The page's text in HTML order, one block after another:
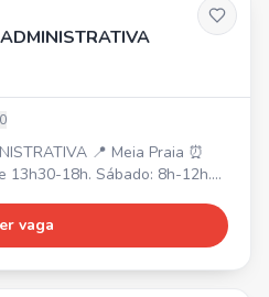
0
📍 Meia Praia ⏰
13h30-18h. Sábado: 8h-12h.
sistemas internos e CRM.
online), organização de
vaga